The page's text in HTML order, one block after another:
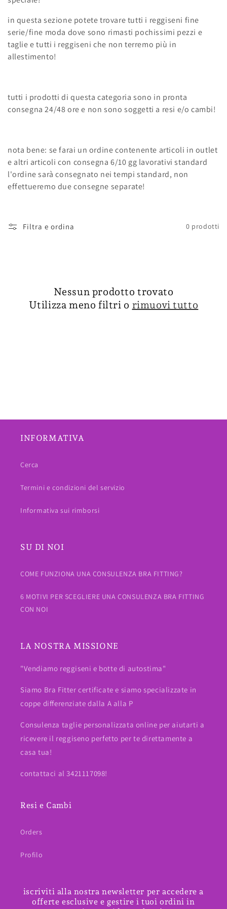
l
e
z
o
n
:
in questa sezione potete trovare tutti i reggiseni fine
serie/fine moda dove sono rimasti pochissimi pezzi e
taglie e tutti i reggiseni che non terremo più in
allestimento!
tutti i prodotti di questa categoria sono in pronta
consegna 24/48 ore e non sono soggetti a resi e/o cambi!
nota bene: se farai un ordine contenente articoli in outlet
e altri articoli con consegna 6/10 gg lavorativi standard
l'ordine sarà consegnato nei tempi standard, non
effettueremo due consegne separate!
Filtra e ordina 0 prodotti
Nessun prodotto trovato
Utilizza meno filtri o rimuovi tutto
INFORMATIVA
Cerca
Termini e condizioni del servizio
Informativa sui rimborsi
SU DI NOI
COME FUNZIONA UNA CONSULENZA BRA FITTING?
6 MOTIVI PER SCEGLIERE UNA CONSULENZA BRA FITTING
CON NOI
LA NOSTRA MISSIONE
"Vendiamo reggiseni e botte di autostima"
Siamo Bra Fitter certificate e siamo specializzate in
coppe differenziate dalla A alla P
Consulenza taglie personalizzata online per aiutarti a
ricevere il reggiseno perfetto per te direttamente a
casa tua!
contattaci al 3421117098!
Resi e Cambi
Orders
Profilo
iscriviti alla nostra newsletter per accedere a
offerte esclusive e gestire i tuoi ordini in